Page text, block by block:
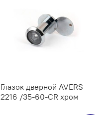
Глазок дверной AVERS
2216 /35-60-CR хром